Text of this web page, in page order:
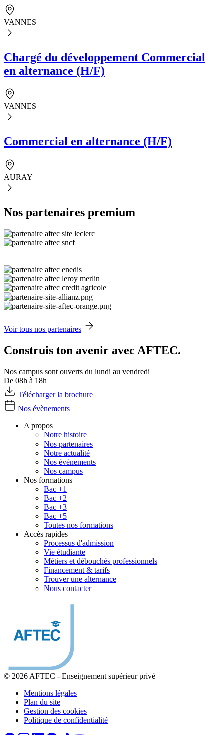
VANNES
Chargé du développement Commercial
en alternance (H/F)
VANNES
Commercial en alternance (H/F)
AURAY
Nos partenaires premium
Voir tous nos partenaires
Construis ton avenir avec AFTEC.
Nos campus sont ouverts du lundi au vendredi
De 08h à 18h
Télécharger la brochure
Nos évènements
A propos
Notre histoire
Nos partenaires
Notre actualité
Nos évènements
Nos campus
Nos formations
Bac +1
Bac +2
Bac +3
Bac +5
Toutes nos formations
Accès rapides
Processus d'admission
Vie étudiante
Métiers et débouchés professionnels
Financement & tarifs
Trouver une alternance
Nous contacter
© 2026 AFTEC - Enseignement supérieur privé
Mentions légales
Plan du site
Gestion des cookies
Politique de confidentialité